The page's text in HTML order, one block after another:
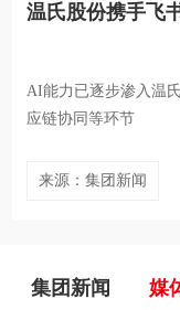
温氏股份携手飞
AI能力已逐步渗入温
应链协同等环节
来源：集团新闻
从“够吃”到“好
来源：集团新闻
温氏股份上榜
来源：集团新闻
思想耀岭南 | 对
来源：集团新闻
央视《我与AI的
来源：媒体报道
集团新闻 媒